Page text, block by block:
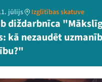
jūlijs Izglītības skatuve
diždarbnīca
kā nezaudēt